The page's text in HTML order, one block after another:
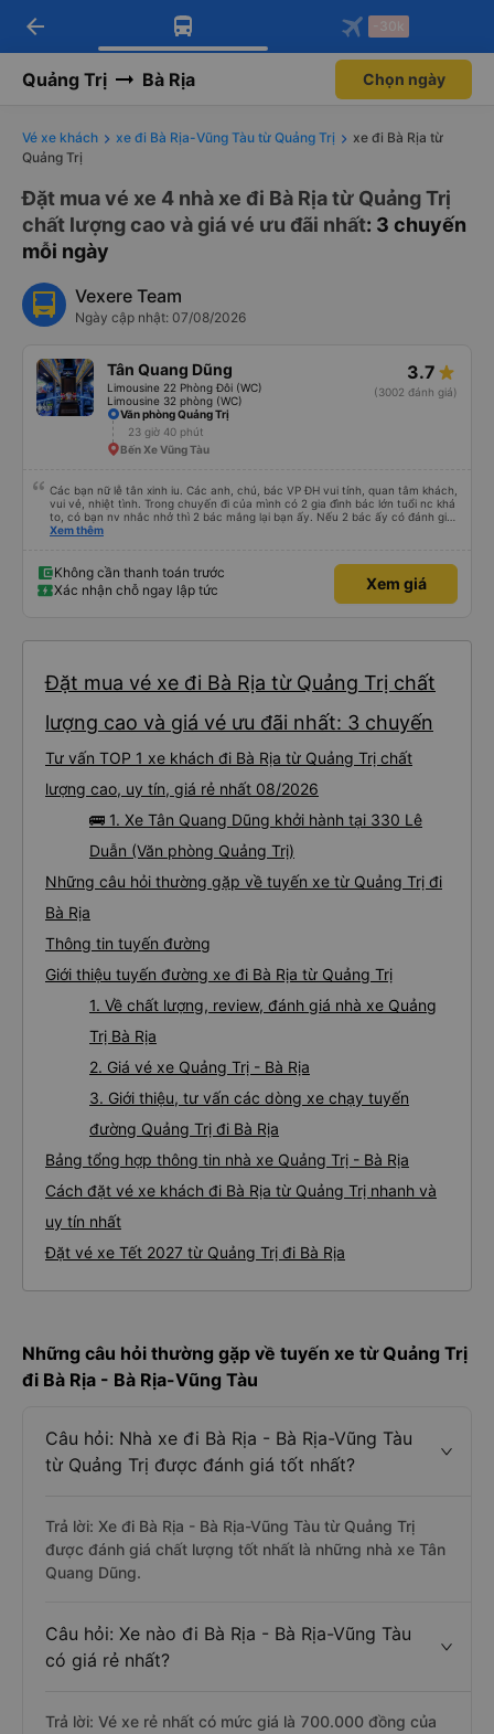
Tải app Vexere ngay!
Nhận ưu đãi thành viên độc
Mở app
Tải app Vexere
-30k/ghế khi đặt vé máy bay qua
Mở app
arrow_back -30k
Quảng Trị Bà Rịa Chọn ngày
Vé xe khách xe đi Bà Rịa-Vũng Tàu từ Quảng Trị
xe đi Bà Rịa từ
Quảng Trị
Đặt mua vé xe 4 nhà xe đi Bà Rịa từ Quảng Trị
chất lượng cao và giá vé ưu đãi nhất: 3 chuyến
mỗi ngày
Vexere Team
Ngày cập nhật: 07/08/2026
Tân Quang Dũng
Limousine 22 Phòng Đôi (WC)
Limousine 32 phòng (WC)
3.7
(3002 đánh giá)
Văn phòng Quảng Trị
23 giờ 40 phút
Bến Xe Vũng Tàu
Các bạn nữ lễ tân xinh iu. Các anh, chú, bác VP ĐH vui tính, quan tâm khách,
vui vẻ, nhiệt tình. Trong chuyến đi của mình có 2 gia đình bác lớn tuổi nc khá
to, có bạn nv nhắc nhở thì 2 bác mắng lại bạn ấy. Nếu 2 bác ấy có đánh giá
xấu thì mình ngược lại nha. Bạn ấy nhắc nhở rất đúng. 2 bác nói rất to. To
bạn ấy nha. Nếu bạn ấy bị trừ thì bảo bạn ấy liên hệ sđt của mình, mình hỗ
trợ ạ. Số mình đuôi 666, chuyến ĐH-NT ngày 16/1. À các bạn nữ lễ tân xinh
iu còn đổi cho mình phòng đơn sang đôi xong còn note là (một mình) yêu
Xem thêm
Không cần thanh toán trước
Xác nhận chỗ ngay lập tức
Xem giá
Đặt mua vé xe đi Bà Rịa từ Quảng Trị chất
lượng cao và giá vé ưu đãi nhất: 3 chuyến
Tư vấn TOP 1 xe khách đi Bà Rịa từ Quảng Trị chất
lượng cao, uy tín, giá rẻ nhất 08/2026
🚌 1. Xe Tân Quang Dũng khởi hành tại 330 Lê
Duẫn (Văn phòng Quảng Trị)
Những câu hỏi thường gặp về tuyến xe từ Quảng Trị đi
Bà Rịa
Thông tin tuyến đường
Giới thiệu tuyến đường xe đi Bà Rịa từ Quảng Trị
1. Về chất lượng, review, đánh giá nhà xe Quảng
Trị Bà Rịa
2. Giá vé xe Quảng Trị - Bà Rịa
3. Giới thiệu, tư vấn các dòng xe chạy tuyến
đường Quảng Trị đi Bà Rịa
Bảng tổng hợp thông tin nhà xe Quảng Trị - Bà Rịa
Cách đặt vé xe khách đi Bà Rịa từ Quảng Trị nhanh và
uy tín nhất
Đặt vé xe Tết 2027 từ Quảng Trị đi Bà Rịa
Những câu hỏi thường gặp về tuyến xe từ Quảng Trị
đi Bà Rịa - Bà Rịa-Vũng Tàu
Câu hỏi: Nhà xe đi Bà Rịa - Bà Rịa-Vũng Tàu
từ Quảng Trị được đánh giá tốt nhất?
Trả lời: Xe đi Bà Rịa - Bà Rịa-Vũng Tàu từ Quảng Trị
được đánh giá chất lượng tốt nhất là những nhà xe Tân
Quang Dũng.
Câu hỏi: Xe nào đi Bà Rịa - Bà Rịa-Vũng Tàu
có giá rẻ nhất?
Trả lời: Vé xe rẻ nhất có mức giá là 700.000 đồng của